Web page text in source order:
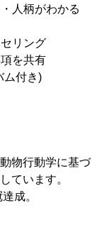
人柄がわかる
リング
を共有
ム付き)
物行動学に基づ
ています。
成。